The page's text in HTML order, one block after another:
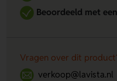
Beoordeeld met
Vragen over dit
verkoop@lavista.nl